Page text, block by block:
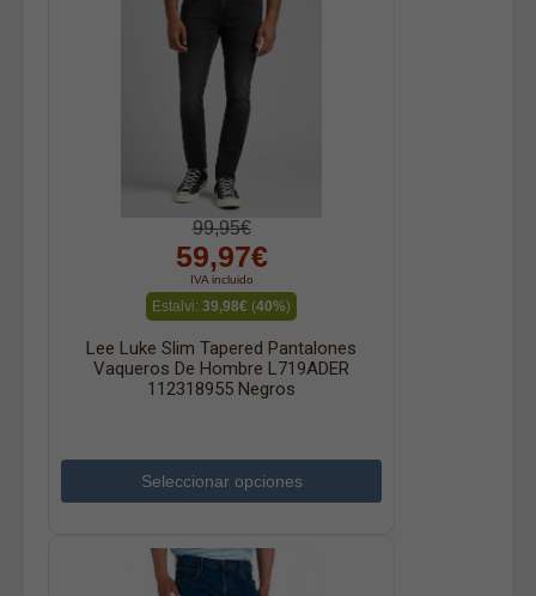
99,95€
59,97€
IVA incluido
Estalvi: 39,98€ (40%)
Lee Luke Slim Tapered Pantalones
Vaqueros De Hombre L719ADER
112318955 Negros
Seleccionar opciones